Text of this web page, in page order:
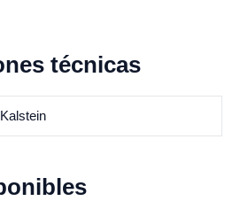
técnicas
Kalstein